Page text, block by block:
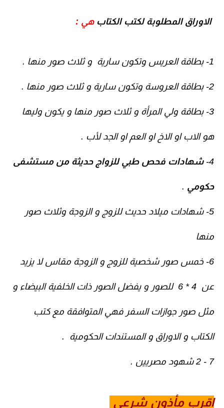
الاوراق المطلوبة لكتب الكتاب هي :
1- بطاقة العريس وتكون سارية و ثلاث صور منها .
2- بطاقة العروسة وتكون سارية و ثلاث صور منها .
3- بطاقة ولي المرأة و ثلاث صور منها و يكون وليها
هو الاب او الاخ او العم او الجد لأب .
4- شهادات فحص طبي للزواج حديثة من مستشفى
حكومي .
5- شهادات ميلاد حديث للزوج و الزوجة وثلاث صور
منها
6- خمس صور شخصية للزوج و الزوجة مقاس لا يزيد
عن 4 * 6 للصور و يفضل الصور ذات الخلفية البيضاء و
مثل صور جوازات السفر فهي المتوافقة مع كتب
الكتاب و الاوراق و المستندات الحكومية .
7 - 2 شهود مصريين .
اقرب مأذون شرعي